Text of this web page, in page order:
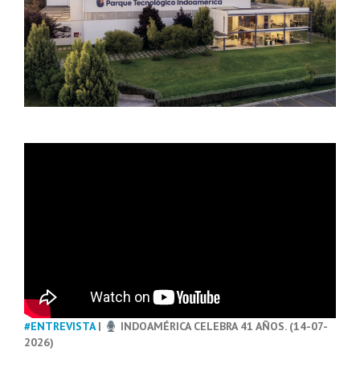
#ENTREVISTA|
INDOAMÉRICA CELEBRA 41 AÑOS. (14-07-
2026)